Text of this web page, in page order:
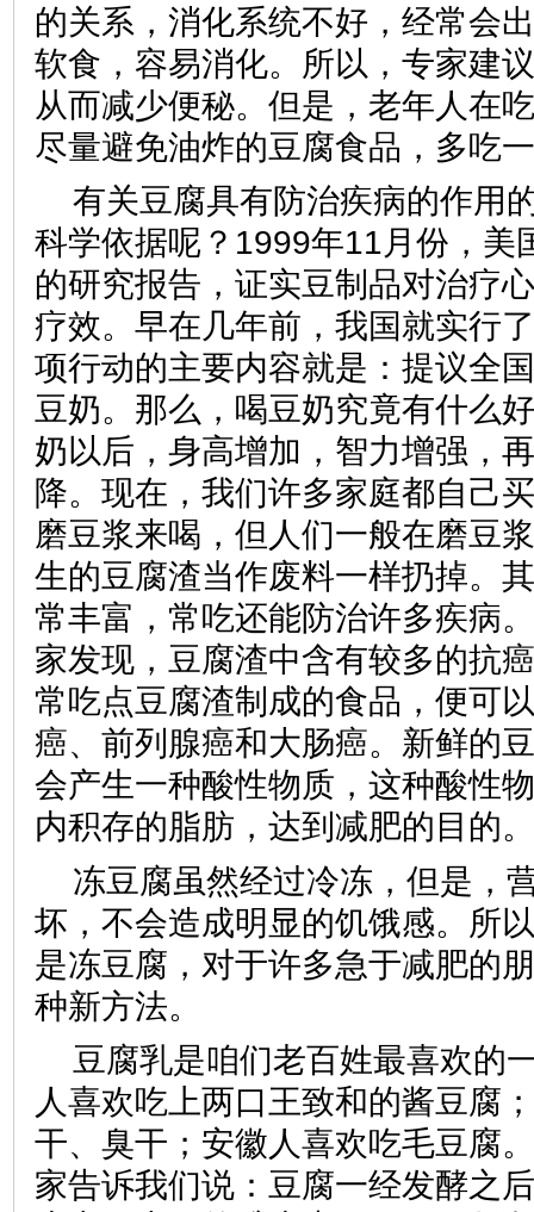
的关系，消化系统不好，经常会
软食，容易消化。所以，专家建
从而减少便秘。但是，老年人在
尽量避免油炸的豆腐食品，多吃
有关豆腐具有防治疾病的作用
科学依据呢？1999年11月份，美
的研究报告，证实豆制品对治疗
疗效。早在几年前，我国就实行
项行动的主要内容就是：提议全
豆奶。那么，喝豆奶究竟有什么
奶以后，身高增加，智力增强，
降。现在，我们许多家庭都自己
磨豆浆来喝，但人们一般在磨豆
生的豆腐渣当作废料一样扔掉。
常丰富，常吃还能防治许多疾病
家发现，豆腐渣中含有较多的抗
常吃点豆腐渣制成的食品，便可
癌、前列腺癌和大肠癌。新鲜的
会产生一种酸性物质，这种酸性
内积存的脂肪，达到减肥的目的。
冻豆腐虽然经过冷冻，但是，
坏，不会造成明显的饥饿感。所
是冻豆腐，对于许多急于减肥的
种新方法。
豆腐乳是咱们老百姓最喜欢的
人喜欢吃上两口王致和的酱豆腐
干、臭干；安徽人喜欢吃毛豆腐
家告诉我们说：豆腐一经发酵之